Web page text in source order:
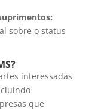
sobre o status
interessadas
que